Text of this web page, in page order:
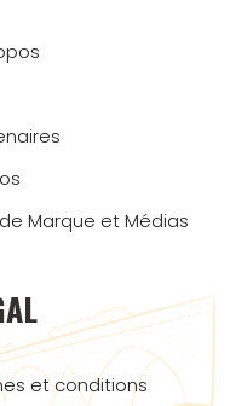
Marque et Médias
et conditions